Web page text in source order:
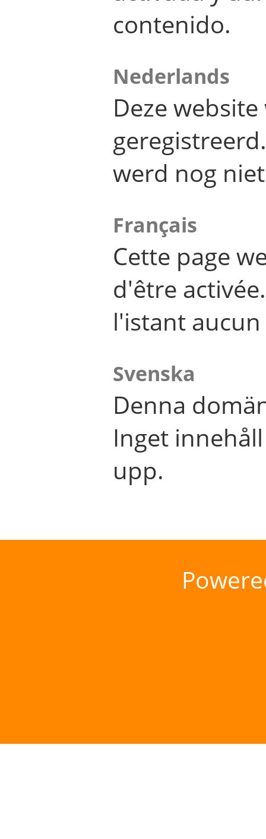
contenido.
Nederlands
Deze
werd nog
Français
Cette page
d'être
l'istant
Svenska
Denna
Inget
upp.